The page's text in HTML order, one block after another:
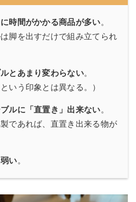
時間がかかる商品が多い。
脚を出すだけで組み立てられ
とあまり変わらない。
いう印象とは異なる。）
ルに「直置き」出来ない。
であれば、直置き出来る物が
い。